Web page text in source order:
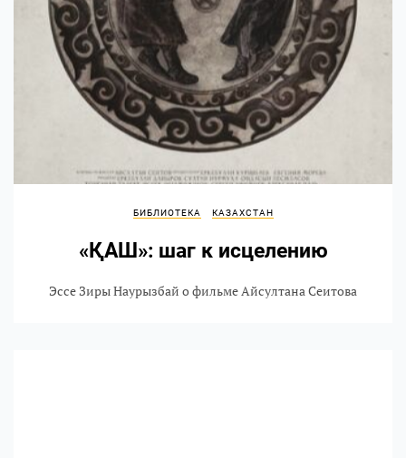
БИБЛИОТЕКА КАЗАХСТАН
«ҚАШ»: шаг к исцелению
Эссе Зиры Наурызбай о фильме Айсултана Сеитова